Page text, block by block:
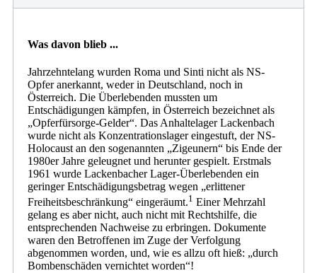
Was davon blieb ...
Jahrzehntelang wurden Roma und Sinti nicht als NS-
Opfer anerkannt, weder in Deutschland, noch in
Österreich. Die Überlebenden mussten um
Entschädigungen kämpfen, in Österreich bezeichnet als
„Opferfürsorge-Gelder“. Das Anhaltelager Lackenbach
wurde nicht als Konzentrationslager eingestuft, der NS-
Holocaust an den sogenannten „Zigeunern“ bis Ende der
1980er Jahre geleugnet und herunter gespielt. Erstmals
1961 wurde Lackenbacher Lager-Überlebenden ein
geringer Entschädigungsbetrag wegen „erlittener
Freiheitsbeschränkung“ eingeräumt.1 Einer Mehrzahl
gelang es aber nicht, auch nicht mit Rechtshilfe, die
entsprechenden Nachweise zu erbringen. Dokumente
waren den Betroffenen im Zuge der Verfolgung
abgenommen worden, und, wie es allzu oft hieß: „durch
Bombenschäden vernichtet worden“!